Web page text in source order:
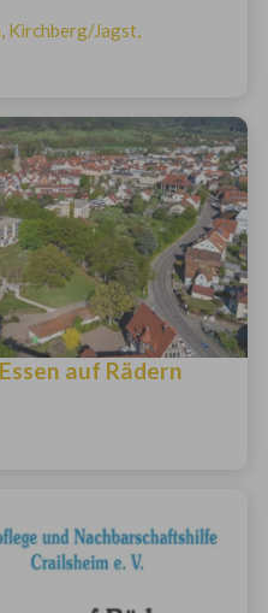
Kirchberg/Jagst,
auf Rädern